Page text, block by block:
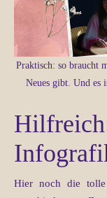
Praktisch: so braucht
Neues gibt. Und es
Hier noch die tolle